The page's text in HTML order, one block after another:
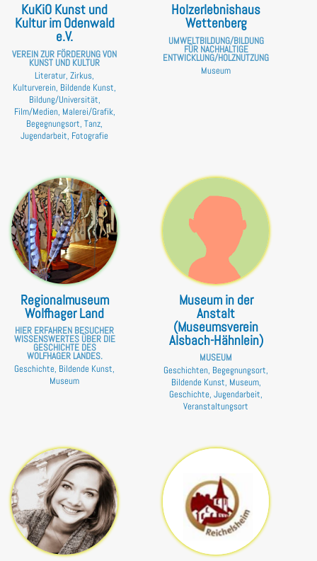
KuKiO Kunst und
Kultur im Odenwald
e.V.
VEREIN ZUR FÖRDERUNG VON
KUNST UND KULTUR
Literatur, Zirkus,
Kulturverein, Bildende Kunst,
Bildung/Universität,
Film/Medien, Malerei/Grafik,
Begegnungsort, Tanz,
Jugendarbeit, Fotografie
Holzerlebnishaus
Wettenberg
UMWELTBILDUNG/BILDUNG
FÜR NACHHALTIGE
ENTWICKLUNG/HOLZNUTZUNG
Museum
Regionalmuseum
Wolfhager Land
HIER ERFAHREN BESUCHER
WISSENSWERTES ÜBER DIE
GESCHICHTE DES
WOLFHAGER LANDES.
Geschichte, Bildende Kunst,
Museum
Museum in der
Anstalt
(Museumsverein
Alsbach-Hähnlein)
MUSEUM
Geschichten, Begegnungsort,
Bildende Kunst, Museum,
Geschichte, Jugendarbeit,
Veranstaltungsort